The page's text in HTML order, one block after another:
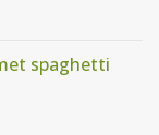
spaghetti